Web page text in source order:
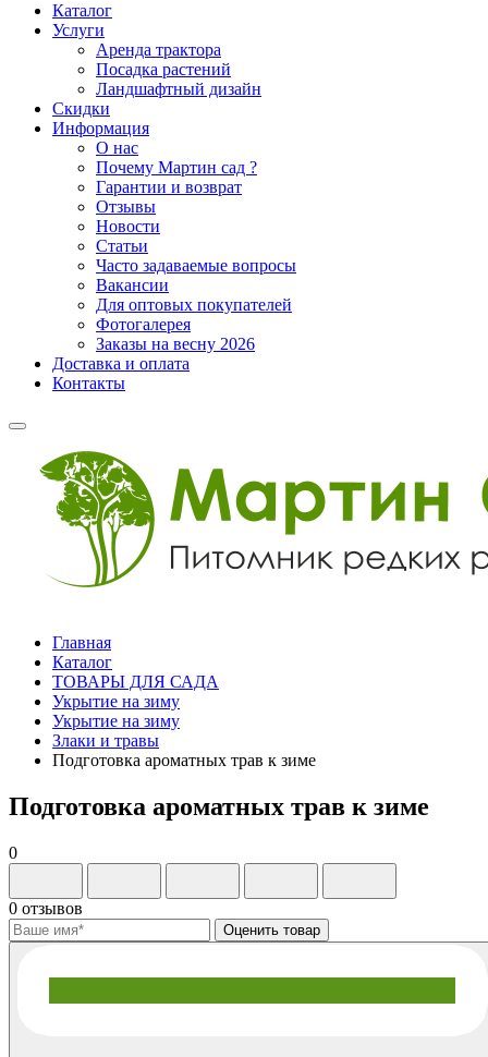
Каталог
Услуги
Аренда трактора
Посадка растений
Ландшафтный дизайн
Скидки
Информация
О нас
Почему Мартин сад ?
Гарантии и возврат
Отзывы
Новости
Статьи
Часто задаваемые вопросы
Вакансии
Для оптовых покупателей
Фотогалерея
Заказы на весну 2026
Доставка и оплата
Контакты
Главная
Каталог
ТОВАРЫ ДЛЯ САДА
Укрытие на зиму
Укрытие на зиму
Злаки и травы
Подготовка ароматных трав к зиме
Подготовка ароматных трав к зиме
0
0 отзывов